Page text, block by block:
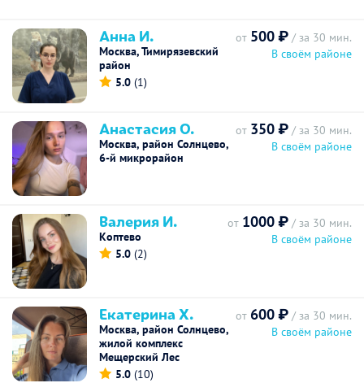
Анна И.
Москва, Тимирязевский
район
5.0 (1)
от 500 ₽ / за 30 мин.
В своём районе
Анастасия О.
Москва, район Солнцево,
6-й микрорайон
от 350 ₽ / за 30 мин.
В своём районе
Валерия И.
Коптево
5.0 (2)
от 1000 ₽ / за 30 мин.
В своём районе
Екатерина Х.
Москва, район Солнцево,
жилой комплекс
Мещерский Лес
5.0 (10)
от 600 ₽ / за 30 мин.
В своём районе